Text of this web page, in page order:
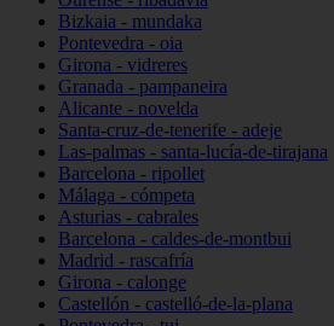
Bizkaia - mundaka
Pontevedra - oia
Girona - vidreres
Granada - pampaneira
Alicante - novelda
Santa-cruz-de-tenerife - adeje
Las-palmas - santa-lucía-de-tirajana
Barcelona - ripollet
Málaga - cómpeta
Asturias - cabrales
Barcelona - caldes-de-montbui
Madrid - rascafría
Girona - calonge
Castellón - castelló-de-la-plana